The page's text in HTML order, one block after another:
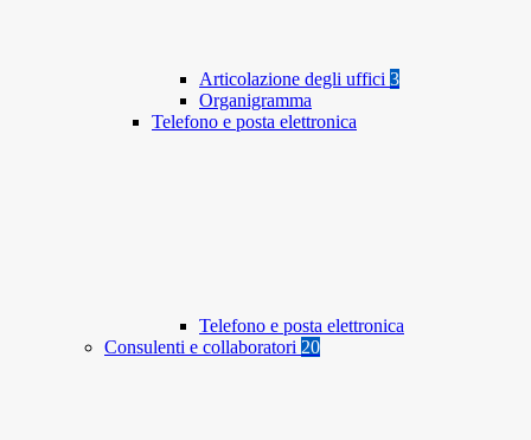
Articolazione degli uffici 3
Organigramma
Telefono e posta elettronica
Telefono e posta elettronica
Consulenti e collaboratori 20